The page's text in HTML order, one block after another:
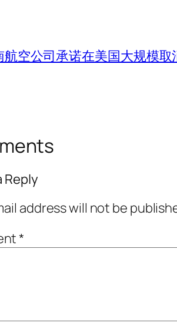
航空公司承诺在美国大规模取
Reply
address will not be
*